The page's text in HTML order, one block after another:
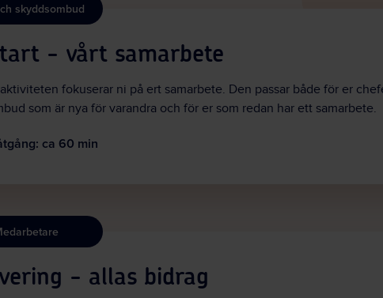
skyddsombud
- vårt samarbete
fokuserar ni på ert samarbete. Den passar både för er
som är nya för varandra och för er som redan har ett samarbete.
ca 60 min
- allas bidrag